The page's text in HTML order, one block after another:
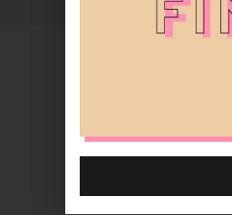
人